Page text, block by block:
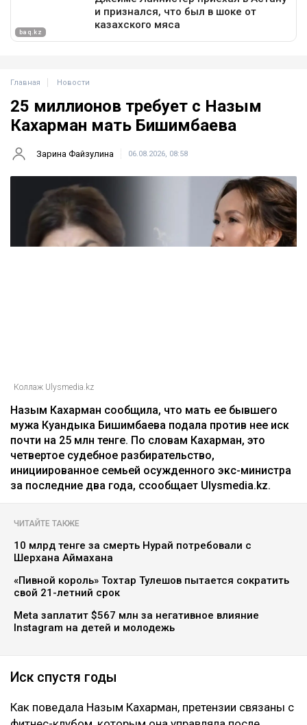
Главная Новости
25 миллионов требует с Назым
Кахарман мать Бишимбаева
Зарина Файзулина 06.08.2026, 08:58
Коллаж Ulysmedia.kz
Назым Кахарман сообщила, что мать ее бывшего
мужа Куандыка Бишимбаева подала против нее иск
почти на 25 млн тенге. По словам Кахарман, это
четвертое судебное разбирательство,
инициированное семьей осужденного экс-министра
за последние два года, ссообщает Ulysmedia.kz.
ЧИТАЙТЕ ТАКЖЕ
10 млрд тенге за смерть Нурай потребовали с
Шерхана Аймахана
«Пивной король» Тохтар Тулешов пытается сократить
свой 21-летний срок
Meta заплатит $567 млн за негативное влияние
Instagram на детей и молодежь
Иск спустя годы
Как поведала Назым Кахарман, претензии связаны с